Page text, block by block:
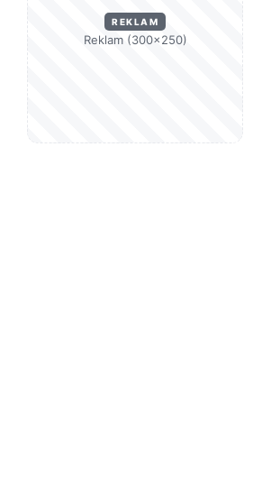
REKLAM
Reklam (300×250)